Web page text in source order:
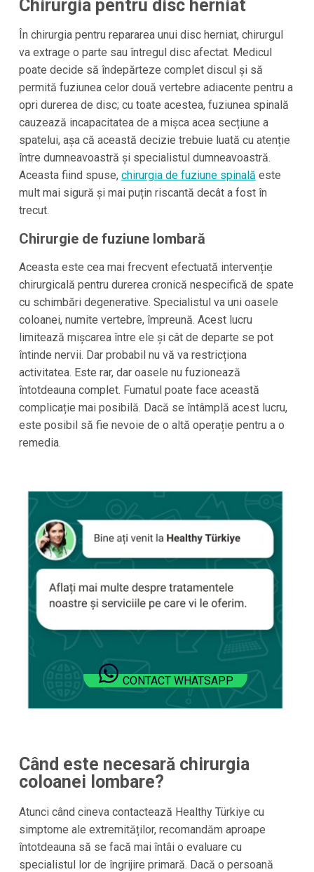
Chirurgia pentru disc herniat
În chirurgia pentru repararea unui disc herniat, chirurgul
va extrage o parte sau întregul disc afectat. Medicul
poate decide să îndepărteze complet discul și să
permită fuziunea celor două vertebre adiacente pentru a
opri durerea de disc; cu toate acestea, fuziunea spinală
cauzează incapacitatea de a mișca acea secțiune a
spatelui, așa că această decizie trebuie luată cu atenție
între dumneavoastră și specialistul dumneavoastră.
Aceasta fiind spuse, chirurgia de fuziune spinală este
mult mai sigură și mai puțin riscantă decât a fost în
trecut.
Chirurgie de fuziune lombară
Aceasta este cea mai frecvent efectuată intervenție
chirurgicală pentru durerea cronică nespecifică de spate
cu schimbări degenerative. Specialistul va uni oasele
coloanei, numite vertebre, împreună. Acest lucru
limitează mișcarea între ele și cât de departe se pot
întinde nervii. Dar probabil nu vă va restricționa
activitatea. Este rar, dar oasele nu fuzionează
întotdeauna complet. Fumatul poate face această
complicație mai posibilă. Dacă se întâmplă acest lucru,
este posibil să fie nevoie de o altă operație pentru a o
remedia.
CONTACT WHATSAPP
Când este necesară chirurgia
coloanei lombare?
Atunci când cineva contactează Healthy Türkiye cu
simptome ale extremităților, recomandăm aproape
întotdeauna să se facă mai întâi o evaluare cu
specialistul lor de îngrijire primară. Dacă o persoană